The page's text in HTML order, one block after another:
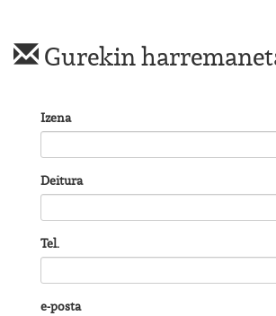
Gurekin
Izena
Deitura
Tel.
e-posta